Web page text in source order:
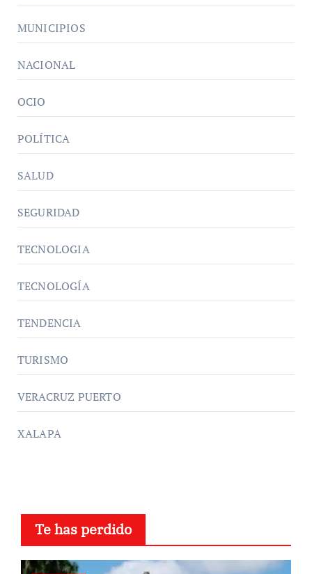
MUNICIPIOS
NACIONAL
OCIO
POLÍTICA
SALUD
SEGURIDAD
TECNOLOGIA
TECNOLOGÍA
TENDENCIA
TURISMO
VERACRUZ PUERTO
XALAPA
Te has perdido